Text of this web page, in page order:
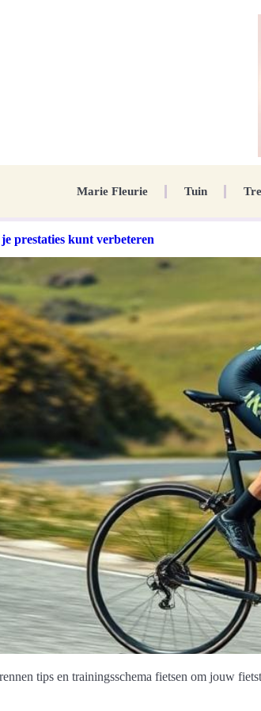
Marie Fleurie Tuin
prestaties kunt verbeteren
tips en trainingsschema fietsen om jouw